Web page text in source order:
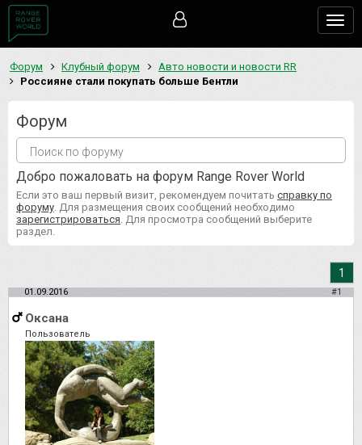
Форум Клубный форум
Авто новости и новости RR
Россияне стали покупать больше Бентли
Форум
Добро пожаловать на форум Range Rover World
Если это ваш первый визит, рекомендуем почитать справку по
форуму . Для размещения своих сообщений необходимо
зарегистрироваться . Для просмотра сообщений выберите
раздел.
1
01.09.2016 #1
Оксана
Пользователь